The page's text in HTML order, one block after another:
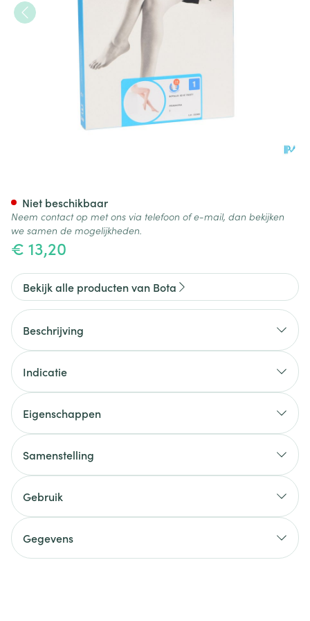
€ 13,20
Niet beschikbaar
Neem contact op met ons via telefoon of e-mail, dan bekijken
we samen de mogelijkheden.
Bekijk alle producten van Bota
Beschrijving
Indicatie
Eigenschappen
Samenstelling
Gebruik
Gegevens